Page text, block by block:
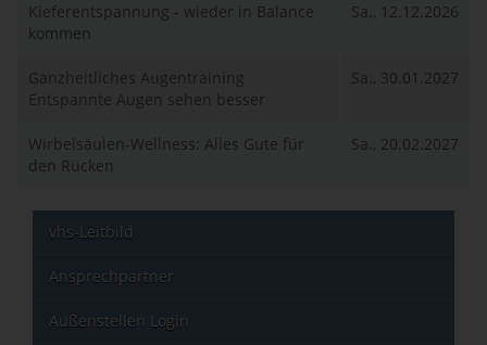
Kieferentspannung - wieder in Balance
kommen
Sa., 12.12.2026
Ganzheitliches Augentraining
Entspannte Augen sehen besser
Sa., 30.01.2027
Wirbelsäulen-Wellness: Alles Gute für
den Rücken
Sa., 20.02.2027
vhs-Leitbild
Ansprechpartner
Außenstellen Login